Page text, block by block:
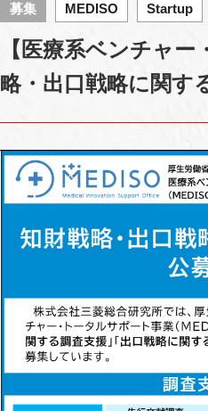
募集 MEDISO Startup
【医療系ベンチャ
略・出口戦略に関す